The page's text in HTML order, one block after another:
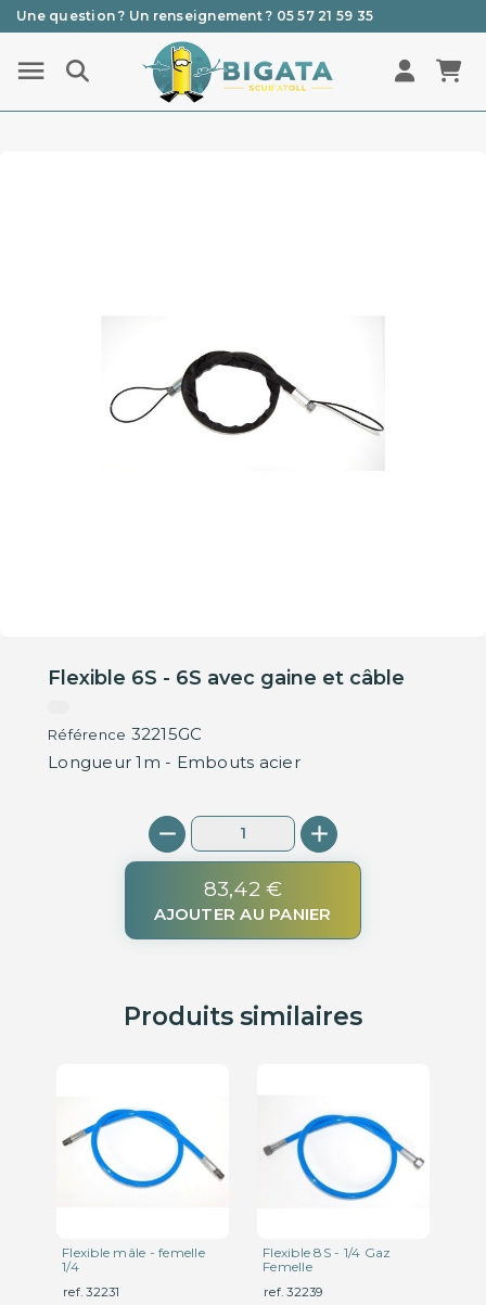
Une question ? Un renseignement ? 05 57 21 59 35
Livraison par Chronopost Relais Pickup
Flexible 6S - 6S avec gaine et câble
Référence 32215GC
Longueur 1m - Embouts acier
83,42 €
AJOUTER AU PANIER
Produits similaires
Flexible mâle - femelle
1/4
ref. 32231
Flexible 8S - 1/4 Gaz
Femelle
ref. 32239